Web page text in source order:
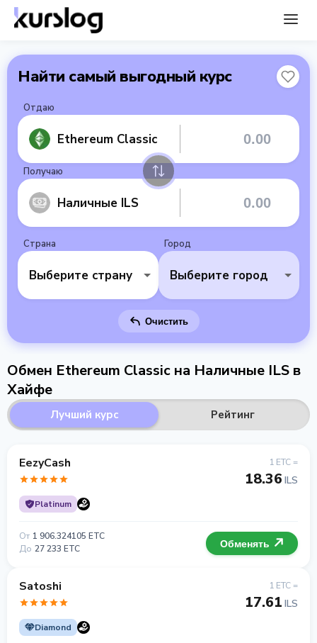
Найти самый выгодный курс
Отдаю
Ethereum Classic
Получаю
Наличные ILS
Страна
Выберите страну
Город
Выберите город
Очистить
Обмен Ethereum Classic на Наличные ILS в
Хайфе
Лучший курс Рейтинг
EezyCash
Platinum
1 ETC =
18.36 ILS
От 1 906.324105 ETC
До 27 233 ETC Обменять
Satoshi
Diamond
1 ETC =
17.61 ILS